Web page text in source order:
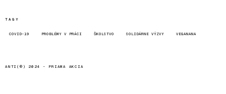
TAGY
COVID-19 PROBLÉMY V PRÁCI ŠKOLSTVO SOLIDÁRNE VÝZVY VEGANANA
ANTI(©) 2024 - PRIAMA AKCIA